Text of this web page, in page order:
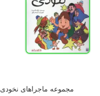
مجموعه ماجراهای نخودی